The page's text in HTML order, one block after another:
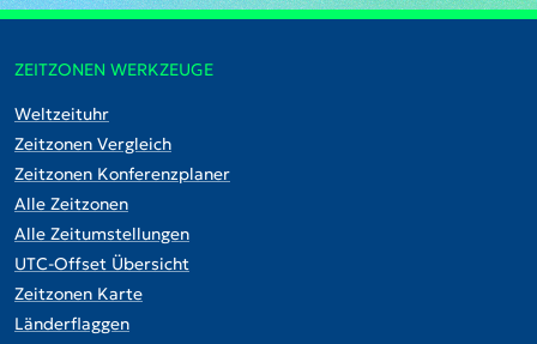
ZEITZONEN WERKZEUGE
Weltzeituhr
Zeitzonen Vergleich
Zeitzonen Konferenzplaner
Alle Zeitzonen
Alle Zeitumstellungen
UTC-Offset Übersicht
Zeitzonen Karte
Länderflaggen